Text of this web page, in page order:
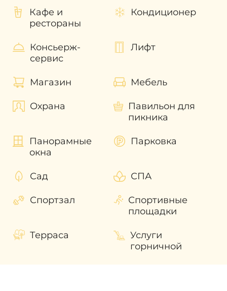
уединенной загородной жизни и в тоже
время благодаря расположению
сообщества будут находится рядом с
самыми популярными локациями
центральной части Дубая.
недвижимости в роскошном Laurel Central
государств получают возможность
оформить в зависимости от стоимости
сроком на 2 года или на 10 лет («Золотая
виза») с правом последующего продления
тревожась о сроках пребывания на
апартаментов или пентхаусов получает
возможность при необходимости сдавать
вложений.
средней рентабельности
Кафе и
рестораны
Кондиционер
Консьерж-
сервис
Лифт
Магазин Мебель
Охрана
Павильон для
пикника
Панорамные
окна
Парковка
Сад СПА
Спортзал
Спортивные
площадки
Терраса
Услуги
горничной